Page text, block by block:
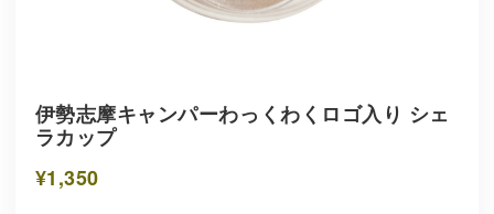
伊勢志摩キャンパーわっくわくロゴ入り シェ
ラカップ
¥1,350